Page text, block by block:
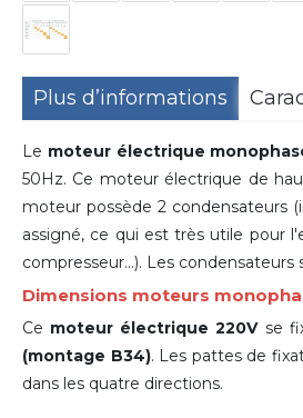
Plus d’informations
Le moteur électrique
50Hz. Ce moteur électrique de
moteur possède 2 condensateurs
assigné, ce qui est très utile pour
compresseur...). Les
Dimensions moteurs
Ce moteur électrique 220Vse
(montage B34). Les pattes de
dans les quatre directions.